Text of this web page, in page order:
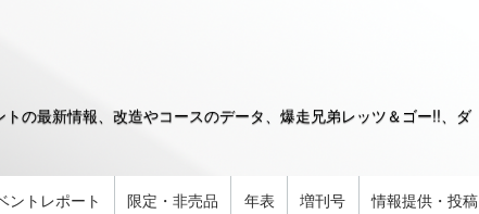
の最新情報、改造やコースのデータ、爆走兄弟レッツ＆ゴー!!、ダ
ントレポート 限定・非売品 年表 増刊号 情報提供・投稿